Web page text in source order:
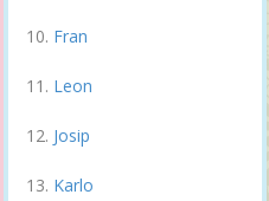
Fran
Leon
Josip
Karlo